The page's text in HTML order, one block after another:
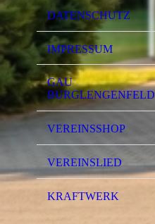
DATENSCHUTZ
IMPRESSUM
GAU
BURGLENGENFELD
VEREINSSHOP
VEREINSLIED
KRAFTWERK